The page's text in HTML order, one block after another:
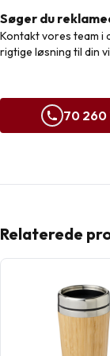
Søger du
Kontakt vores team i
rigtige løsning til din
70 260
Relaterede